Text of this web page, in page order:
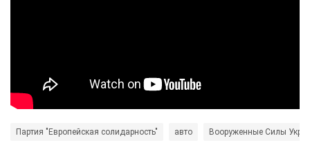
Партия "Европейская солидарность" авто Вооруженные Силы